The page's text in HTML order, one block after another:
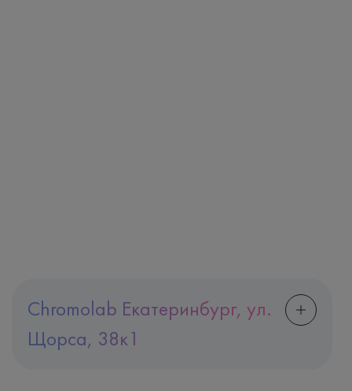
Chromolab Екатеринбург, ул.
Щорса, 38к1